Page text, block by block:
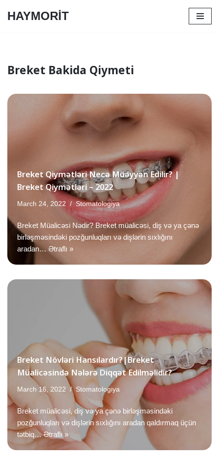
HAYMORİT
Breket Bakida Qiymeti
Breket Qiymətləri Necə Müəyyən Edilir? |
Breket Qiymətləri – 2022
March 24, 2022 Stomatologiya
Breket Müalicəsi Nədir? Breket müalicəsi, diş və ya çənə
birləşməsindəki pozğunluqları və dişlərin sıxlığını
aradan… Ətraflı »
Breket Növləri Hansılardır?|Breket
Müalicəsində Nələrə Diqqət Edilməlidir?
March 16, 2022 Stomatologiya
Breket müalicəsi, diş və ya çənə birləşməsindəki
pozğunluqları və dişlərin sıxlığını aradan qaldırmaq üçün
tətbiq…Ətraflı »